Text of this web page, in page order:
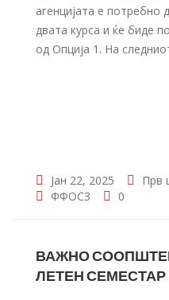
агенцијата е потребно
двата курса и ќе биде
од Опција 1. На
Јан 22, 2025 Прв
ФФОСЗ
0
ВАЖНО
ЛЕТЕН СЕМЕСТАР